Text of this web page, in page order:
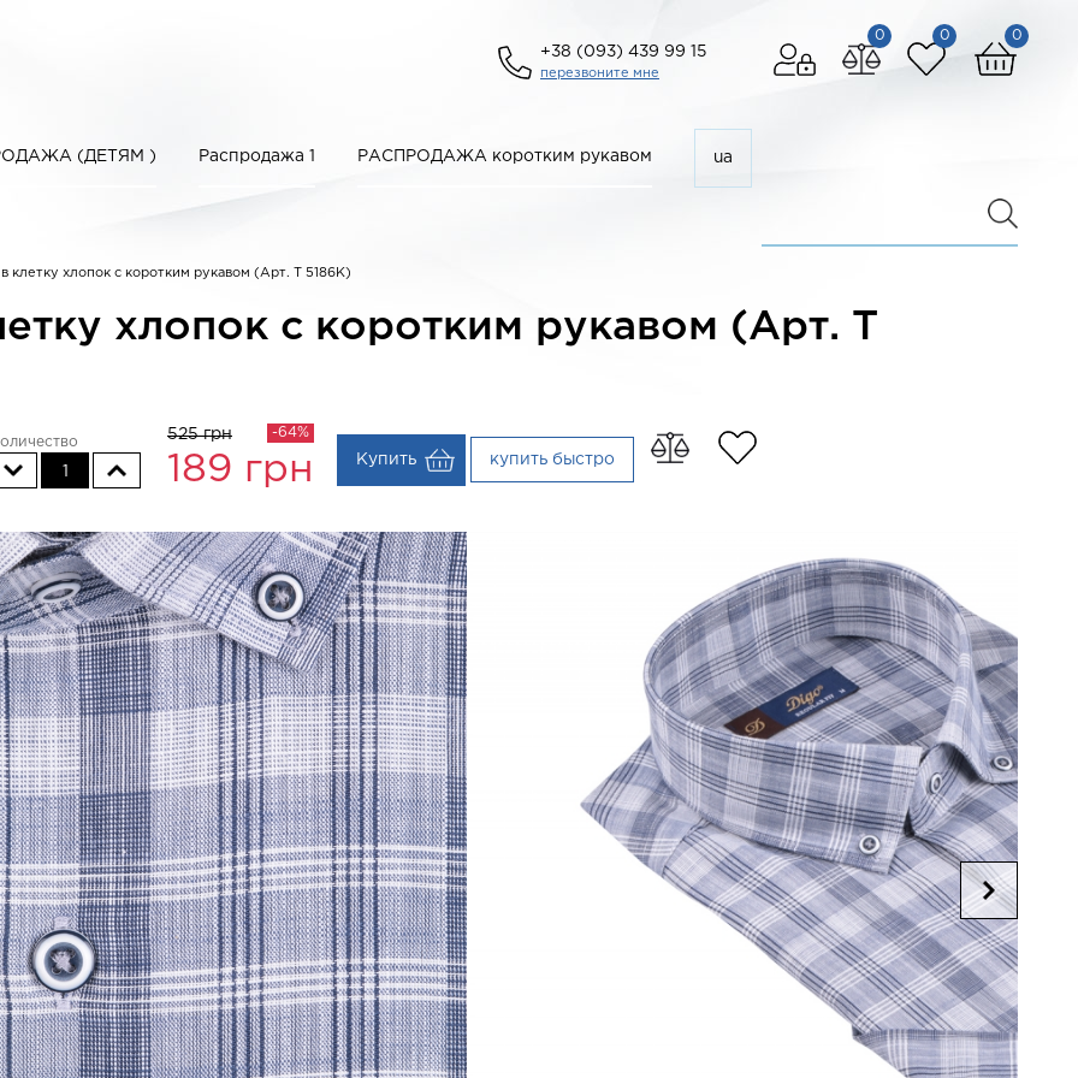
0
0
0
+38 (093) 439 99 15
перезвоните мне
(ДЕТЯМ ) Распродажа 1 РАСПРОДАЖА коротким рукавом ua
клетку хлопок с коротким рукавом (Арт. T 5186K)
хлопок с коротким рукавом (Арт. T
1
525 грн
189 грн
-64%
Купить купить быстро